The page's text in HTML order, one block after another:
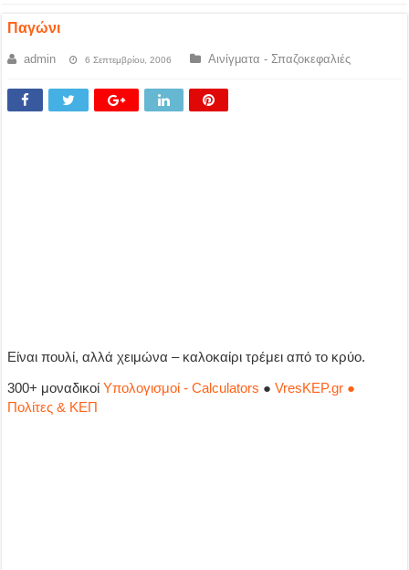
Παγώνι
admin 6 Σεπτεμβρίου, 2006 Αινίγματα - Σπαζοκεφαλιές
Είναι πουλί, αλλά χειμώνα – καλοκαίρι τρέμει από το κρύο.
300+ μοναδικοίΥπολογισμοί - Calculators ●VresKEP.gr ●
Πολίτες & ΚΕΠ